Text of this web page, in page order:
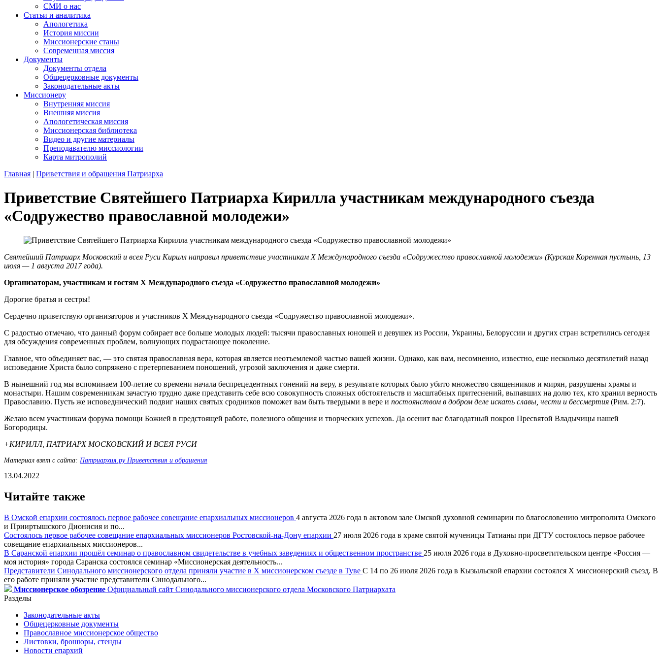
СМИ о нас
Статьи и аналитика
Апологетика
История миссии
Миссионерские станы
Современная миссия
Документы
Документы отдела
Общецерковные документы
Законодательные акты
Миссионеру
Внутренняя миссия
Внешняя миссия
Апологетическая миссия
Миссионерская библиотека
Видео и другие материалы
Преподавателю миссиологии
Карта митрополий
Главная | Приветствия и обращения Патриарха
Приветствие Святейшего Патриарха Кирилла участникам международного съезда
«Содружество православной молодежи»
Святейший Патриарх Московский и всея Руси Кирилл направил приветствие участникам X Международного съезда «Содружество православной молодежи» (Курская Коренная пустынь, 13
июля — 1 августа 2017 года).
Организаторам, участникам и гостям X Международного съезда «Содружество православной молодежи»
Дорогие братья и сестры!
Сердечно приветствую организаторов и участников X Международного съезда «Содружество православной молодежи».
С радостью отмечаю, что данный форум собирает все больше молодых людей: тысячи православных юношей и девушек из России, Украины, Белоруссии и других стран встретились сегодня
для обсуждения современных проблем, волнующих подрастающее поколение.
Главное, что объединяет вас, — это святая православная вера, которая является неотъемлемой частью вашей жизни. Однако, как вам, несомненно, известно, еще несколько десятилетий назад
исповедание Христа было сопряжено с претерпеванием поношений, угрозой заключения и даже смерти.
В нынешний год мы вспоминаем 100-летие со времени начала беспрецедентных гонений на веру, в результате которых было убито множество священников и мирян, разрушены храмы и
монастыри. Нашим современникам зачастую трудно даже представить себе всю совокупность сложных обстоятельств и масштабных притеснений, выпавших на долю тех, кто хранил верность
Православию. Пусть же исповеднический подвиг наших святых сродников поможет вам быть твердыми в вере и постоянством в добром деле искать славы, чести и бессмертия (Рим. 2:7).
Желаю всем участникам форума помощи Божией в предстоящей работе, полезного общения и творческих успехов. Да осенит вас благодатный покров Пресвятой Владычицы нашей
Богородицы.
+КИРИЛЛ, ПАТРИАРХ МОСКОВСКИЙ И ВСЕЯ РУСИ
Материал взят с сайта: Патриархия.ру Приветствия и обращения
13.04.2022
Читайте также
В Омской епархии состоялось первое рабочее совещание епархиальных миссионеров 4 августа 2026 года в актовом зале Омской духовной семинарии по благословению митрополита Омского
и Прииртышского Дионисия и по...
Состоялось первое рабочее совещание епархиальных миссионеров Ростовской-на-Дону епархии 27 июля 2026 года в храме святой мученицы Татианы при ДГТУ состоялось первое рабочее
совещание епархиальных миссионеров...
В Саранской епархии прошёл семинар о православном свидетельстве в учебных заведениях и общественном пространстве 25 июля 2026 года в Духовно-просветительском центре «Россия —
моя история» города Саранска состоялся семинар «Миссионерская деятельность...
Представители Синодального миссионерского отдела приняли участие в X миссионерском съезде в Туве С 14 по 26 июля 2026 года в Кызыльской епархии состоялся X миссионерский съезд. В
его работе приняли участие представители Синодального...
Миссионерское обозрение Официальный сайт Синодального миссионерского отдела Московского Патриархата
Разделы
Законодательные акты
Общецерковные документы
Православное миссионерское общество
Листовки, брошюры, стенды
Новости епархий